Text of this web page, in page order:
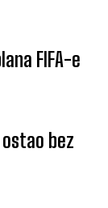
FIFA-e
bez